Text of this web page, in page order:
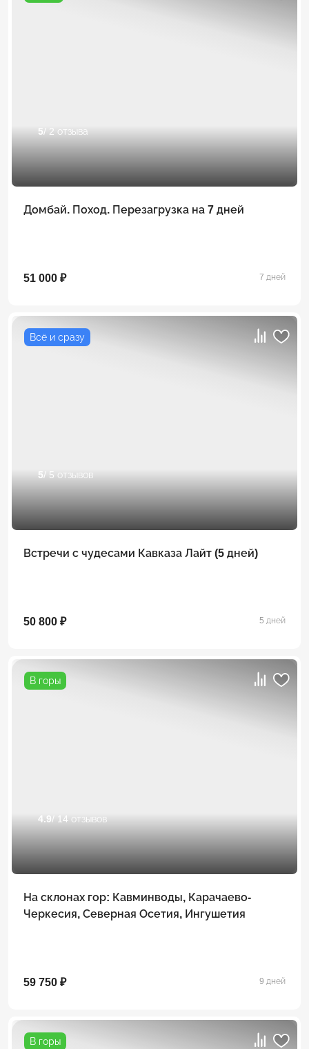
5/ 2 отзыва
Домбай. Поход. Перезагрузка на 7 дней
51 000 ₽ 7 дней
Всё и сразу
5/ 5 отзывов
Встречи с чудесами Кавказа Лайт (5 дней)
50 800 ₽ 5 дней
В горы
4.9 / 14 отзывов
На склонах гор: Кавминводы, Карачаево-
Черкесия, Северная Осетия, Ингушетия
59 750 ₽ 9 дней
В горы